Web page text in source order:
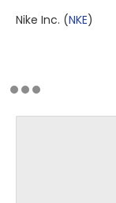
Nike Inc. (NKE)